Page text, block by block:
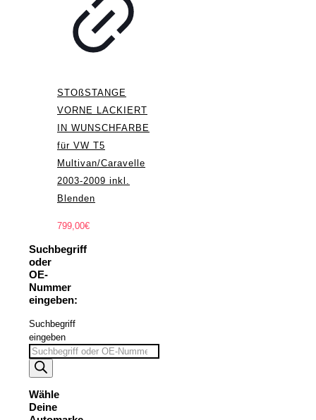
STOßSTANGE
VORNE LACKIERT
IN WUNSCHFARBE
für VW T5
Multivan/Caravelle
2003-2009 inkl.
Blenden
799,00€
Suchbegriff
oder
OE-
Nummer
eingeben:
Suchbegriff
eingeben
Wähle
Deine